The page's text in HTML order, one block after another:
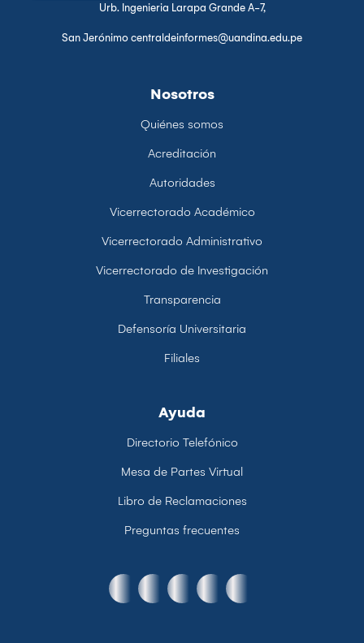
Urb. Ingenieria Larapa Grande A-7,
San Jerónimo centraldeinformes@uandina.edu.pe
Nosotros
Quiénes somos
Acreditación
Autoridades
Vicerrectorado Académico
Vicerrectorado Administrativo
Vicerrectorado de Investigación
Transparencia
Defensoría Universitaria
Filiales
Ayuda
Directorio Telefónico
Mesa de Partes Virtual
Libro de Reclamaciones
Preguntas frecuentes